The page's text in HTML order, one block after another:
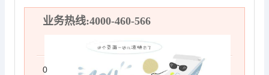
业务热线:4000-460-566
0